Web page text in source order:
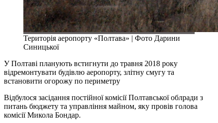
Територія аеропорту «Полтава» | Фото Дарини
Синицької
У Полтаві планують встигнути до травня 2018 року
відремонтувати будівлю аеропорту, злітну смугу та
встановити огорожу по периметру
Відбулося засідання постійної комісії Полтавської облради з
питань бюджету та управління майном, яку провів голова
комісії Микола Бондар.